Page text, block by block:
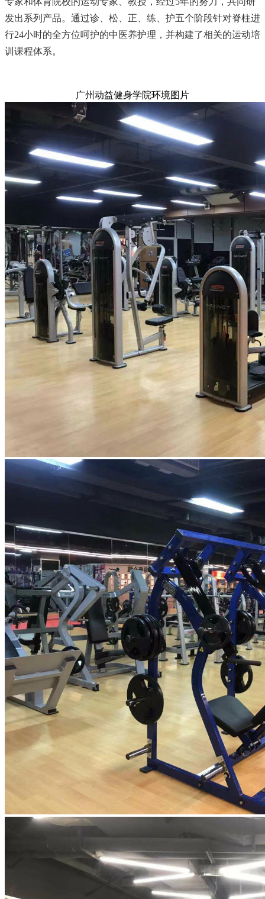
发出系列产品。通过诊、松、正、练、护五个阶段针对脊柱进
行24小时的全方位呵护的中医养护理，并构建了相关的运动培
训课程体系。
广州动益健身学院环境图片